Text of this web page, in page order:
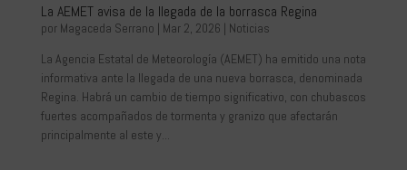
La AEMET avisa de la llegada de la borrasca Regina
por Magaceda Serrano | Mar 2, 2026 | Noticias
La Agencia Estatal de Meteorología (AEMET) ha emitido una nota
informativa ante la llegada de una nueva borrasca, denominada
Regina. Habrá un cambio de tiempo significativo, con chubascos
fuertes acompañados de tormenta y granizo que afectarán
principalmente al este y...